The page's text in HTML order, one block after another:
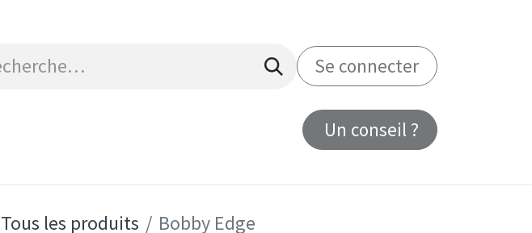
Se connecter
Un conseil ?
Tous les produits Bobby Edge